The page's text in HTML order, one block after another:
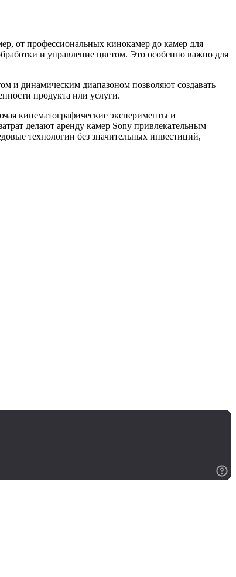
от профессиональных кинокамер до камер для
и управление цветом. Это особенно важно для
и динамическим диапазоном позволяют создавать
продукта или услуги.
кинематографические эксперименты и
делают аренду камер Sony привлекательным
технологии без значительных инвестиций,